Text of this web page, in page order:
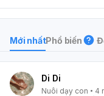
Mới nhấtPhổ biến
Di Di
Nuôi dạy con 4